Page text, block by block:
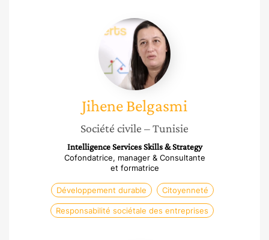
Jihene
Belgasmi
JiheneBelgasmi
Société civile – Tunisie
Intelligence Services Skills & Strategy
Cofondatrice, manager & Consultante
et formatrice
Développement durable Citoyenneté
Responsabilité sociétale des entreprises